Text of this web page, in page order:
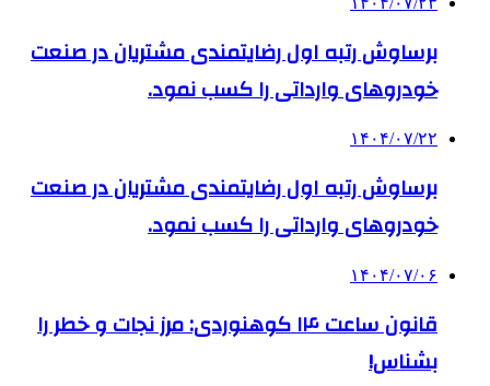
برساوش رتبه اول رضایتمندی مشتریان در صنعت
خودروهای وارداتی را کسب نمود.
۱۴۰۴/۰۷/۲۲
برساوش رتبه اول رضایتمندی مشتریان در صنعت
خودروهای وارداتی را کسب نمود.
۱۴۰۴/۰۷/۰۶
قانون ساعت ۱۴ کوهنوردی: مرز نجات و خطر را
بشناس!